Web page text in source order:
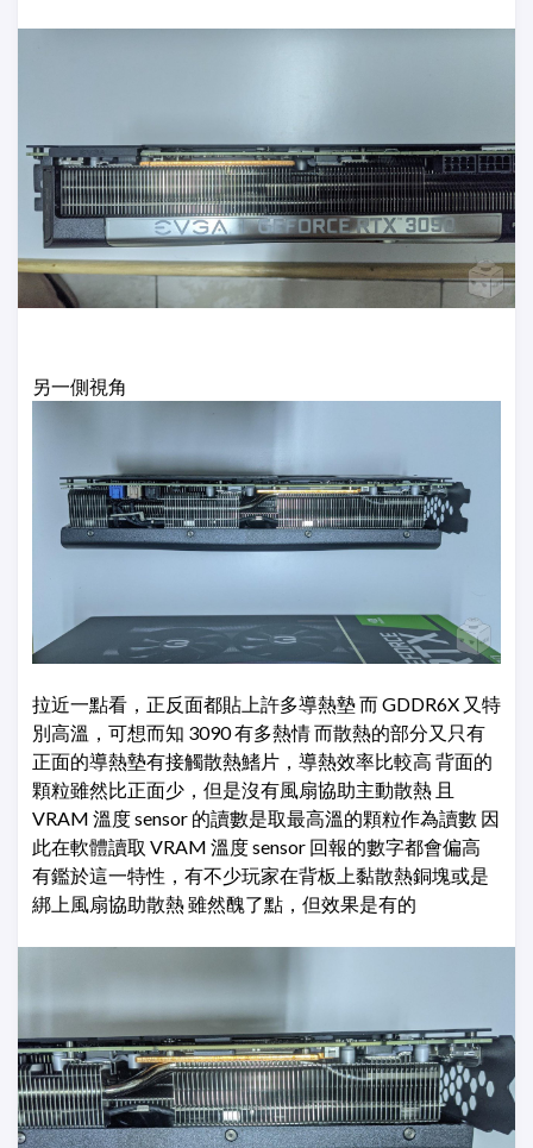
另一側視角
拉近一點看，正反面都貼上許多導熱墊 而 GDDR6X 又特
別高溫，可想而知 3090 有多熱情 而散熱的部分又只有
正面的導熱墊有接觸散熱鰭片，導熱效率比較高 背面的
顆粒雖然比正面少，但是沒有風扇協助主動散熱 且
VRAM 溫度 sensor 的讀數是取最高溫的顆粒作為讀數 因
此在軟體讀取 VRAM 溫度 sensor 回報的數字都會偏高
有鑑於這一特性，有不少玩家在背板上黏散熱銅塊或是
綁上風扇協助散熱 雖然醜了點，但效果是有的